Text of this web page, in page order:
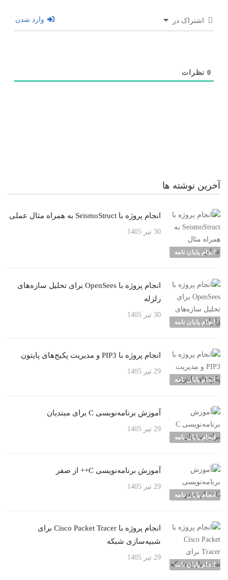
اشتراک در وارد شدن
0نظرات
آخرین نوشته ها
انجام پایان نامه
انجام پروژه با SeismoStruct به همراه مثال عملی
30 تیر 1405
انجام پایان نامه
انجام پروژه با OpenSees برای تحلیل سازه‌های
زلزله
30 تیر 1405
انجام پایان نامه
انجام پروژه با PIP3 و مدیریت پکیج‌های پایتون
29 تیر 1405
انجام پایان نامه
آموزش برنامه‌نویسی C برای مبتدیان
29 تیر 1405
انجام پایان نامه
آموزش برنامه‌نویسی C++ از صفر
29 تیر 1405
انجام پایان نامه
انجام پروژه با Cisco Packet Tracer برای
شبیه‌سازی شبکه
29 تیر 1405